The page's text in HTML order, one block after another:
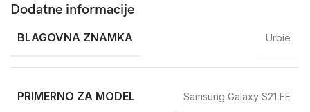
Dodatne informacije
BLAGOVNA ZNAMKA Urbie
PRIMERNO ZA MODEL Samsung Galaxy S21 FE